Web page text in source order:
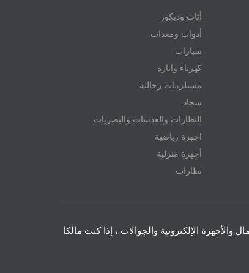
أثاث وديكور
أدوات ومعدات
سيارات
كهرباء وانارة
مستلزمات رجالية
سجاد
النظارات والعدسات والبصريات
اجهزة رياضية
أجهزة منزلية
نظارات
والأجهزة الإلكترونية والجوالات ، إذا كنت مالكا